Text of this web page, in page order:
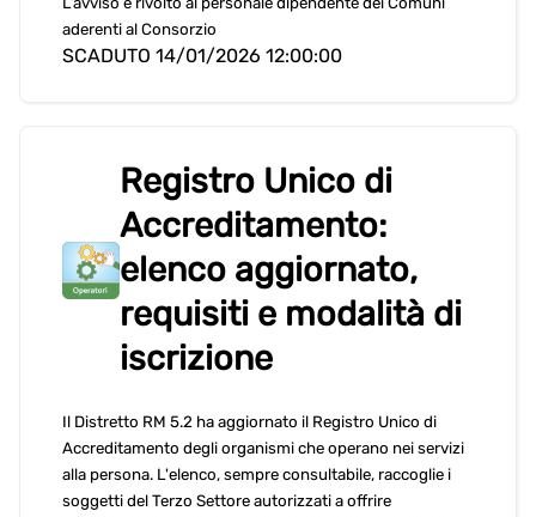
aderenti al Consorzio
SCADUTO 14/01/2026 12:00:00
Registro Unico di
Accreditamento:
elenco aggiornato,
requisiti e modalità di
iscrizione
Il Distretto RM 5.2 ha aggiornato il Registro Unico di
Accreditamento degli organismi che operano nei servizi
alla persona. L'elenco, sempre consultabile, raccoglie i
soggetti del Terzo Settore autorizzati a offrire